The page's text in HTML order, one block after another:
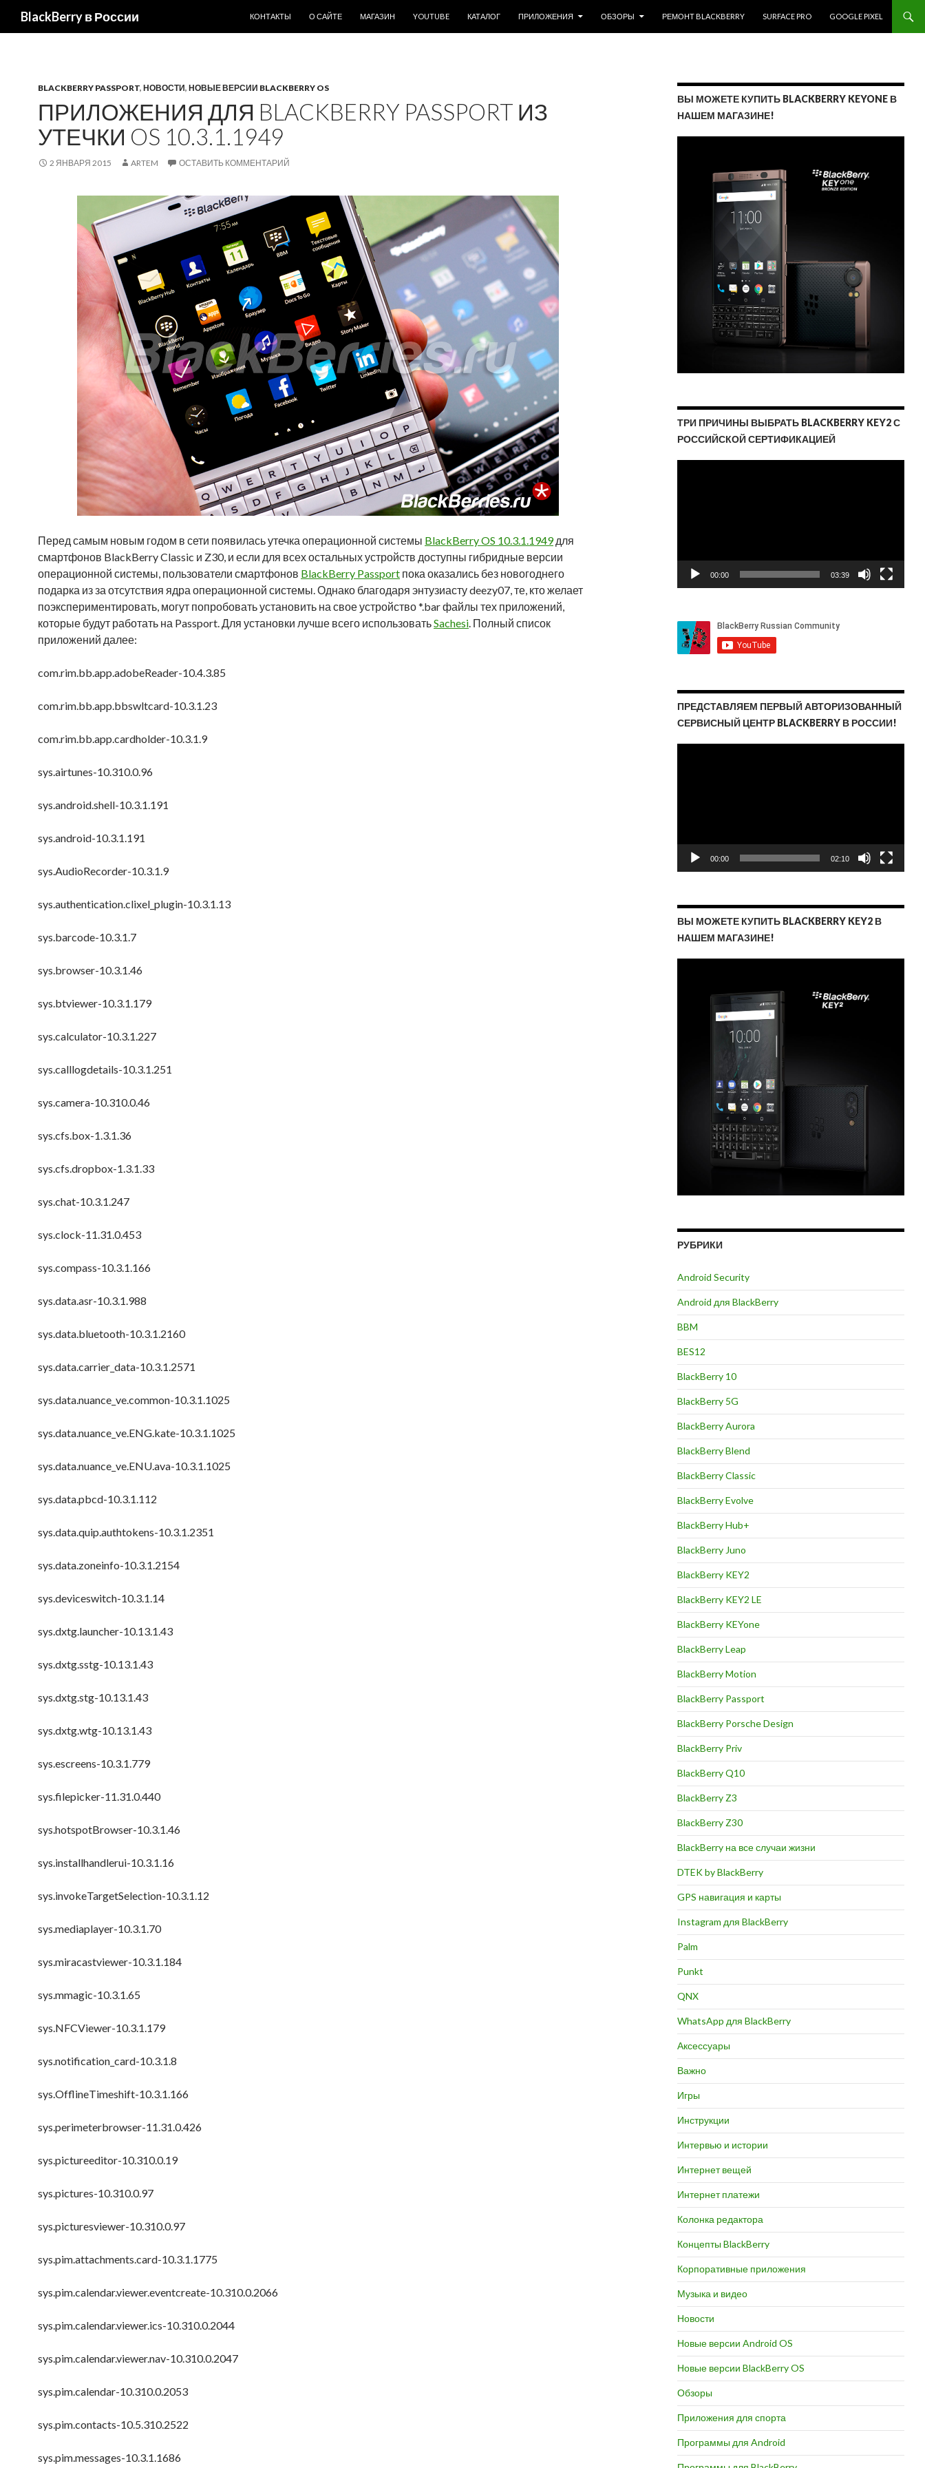
BlackBerry в России
КОНТАКТЫ
О САЙТЕ МАГАЗИН YOUTUBE КАТАЛОГ ПРИЛОЖЕНИЯ ОБЗОРЫ РЕМОНТ BLACKBERRY SURFACE PRO GOOGLE PIXEL
BLACKBERRY PASSPORT, НОВОСТИ, НОВЫЕ ВЕРСИИ BLACKBERRY OS
ПРИЛОЖЕНИЯ ДЛЯ BLACKBERRY PASSPORT ИЗ
УТЕЧКИ OS 10.3.1.1949
2 ЯНВАРЯ 2015 ARTEM ОСТАВИТЬ КОММЕНТАРИЙ
Перед самым новым годом в сети появилась утечка операционной системы BlackBerry OS 10.3.1.1949для
смартфонов BlackBerry Classic и Z30, и если для всех остальных устройств доступны гибридные версии
операционной системы, пользователи смартфонов BlackBerry Passport пока оказались без новогоднего
подарка из за отсутствия ядра операционной системы. Однако благодаря энтузиасту deezy07, те, кто желает
поэкспериментировать, могут попробовать установить на свое устройство *.bar файлы тех приложений,
которые будут работать на Passport. Для установки лучше всего использоватьSachesi. Полный список
приложений далее:
com.rim.bb.app.adobeReader-10.4.3.85
com.rim.bb.app.bbswltcard-10.3.1.23
com.rim.bb.app.cardholder-10.3.1.9
sys.airtunes-10.310.0.96
sys.android.shell-10.3.1.191
sys.android-10.3.1.191
sys.AudioRecorder-10.3.1.9
sys.authentication.clixel_plugin-10.3.1.13
sys.barcode-10.3.1.7
sys.browser-10.3.1.46
sys.btviewer-10.3.1.179
sys.calculator-10.3.1.227
sys.calllogdetails-10.3.1.251
sys.camera-10.310.0.46
sys.cfs.box-1.3.1.36
sys.cfs.dropbox-1.3.1.33
sys.chat-10.3.1.247
sys.clock-11.31.0.453
sys.compass-10.3.1.166
sys.data.asr-10.3.1.988
sys.data.bluetooth-10.3.1.2160
sys.data.carrier_data-10.3.1.2571
sys.data.nuance_ve.common-10.3.1.1025
sys.data.nuance_ve.ENG.kate-10.3.1.1025
sys.data.nuance_ve.ENU.ava-10.3.1.1025
sys.data.pbcd-10.3.1.112
sys.data.quip.authtokens-10.3.1.2351
sys.data.zoneinfo-10.3.1.2154
sys.deviceswitch-10.3.1.14
sys.dxtg.launcher-10.13.1.43
sys.dxtg.sstg-10.13.1.43
sys.dxtg.stg-10.13.1.43
sys.dxtg.wtg-10.13.1.43
sys.escreens-10.3.1.779
sys.filepicker-11.31.0.440
sys.hotspotBrowser-10.3.1.46
sys.installhandlerui-10.3.1.16
sys.invokeTargetSelection-10.3.1.12
sys.mediaplayer-10.3.1.70
sys.miracastviewer-10.3.1.184
sys.mmagic-10.3.1.65
sys.NFCViewer-10.3.1.179
sys.notification_card-10.3.1.8
sys.OfflineTimeshift-10.3.1.166
sys.perimeterbrowser-11.31.0.426
sys.pictureeditor-10.310.0.19
sys.pictures-10.310.0.97
sys.picturesviewer-10.310.0.97
sys.pim.attachments.card-10.3.1.1775
sys.pim.calendar.viewer.eventcreate-10.310.0.2066
sys.pim.calendar.viewer.ics-10.310.0.2044
sys.pim.calendar.viewer.nav-10.310.0.2047
sys.pim.calendar-10.310.0.2053
sys.pim.contacts-10.5.310.2522
sys.pim.messages-10.3.1.1686
ВЫ МОЖЕТЕ КУПИТЬ BLACKBERRY KEYONE В
НАШЕМ МАГАЗИНЕ!
ТРИ ПРИЧИНЫ ВЫБРАТЬ BLACKBERRY KEY2 С
РОССИЙСКОЙ СЕРТИФИКАЦИЕЙ
00:00 03:39
ПРЕДСТАВЛЯЕМ ПЕРВЫЙ АВТОРИЗОВАННЫЙ
СЕРВИСНЫЙ ЦЕНТР BLACKBERRY В РОССИИ!
00:00 02:10
ВЫ МОЖЕТЕ КУПИТЬ BLACKBERRY KEY2 В
НАШЕМ МАГАЗИНЕ!
РУБРИКИ
Android Security
Android для BlackBerry
BBM
BES12
BlackBerry 10
BlackBerry 5G
BlackBerry Aurora
BlackBerry Blend
BlackBerry Classic
BlackBerry Evolve
BlackBerry Hub+
BlackBerry Juno
BlackBerry KEY2
BlackBerry KEY2 LE
BlackBerry KEYone
BlackBerry Leap
BlackBerry Motion
BlackBerry Passport
BlackBerry Porsche Design
BlackBerry Priv
BlackBerry Q10
BlackBerry Z3
BlackBerry Z30
BlackBerry на все случаи жизни
DTEK by BlackBerry
GPS навигация и карты
Instagram для BlackBerry
Palm
Punkt
QNX
WhatsApp для BlackBerry
Аксессуары
Важно
Игры
Инструкции
Интервью и истории
Интернет вещей
Интернет платежи
Колонка редактора
Концепты BlackBerry
Корпоративные приложения
Музыка и видео
Новости
Новые версии Android OS
Новые версии BlackBerry OS
Обзоры
Приложения для спорта
Программы для Android